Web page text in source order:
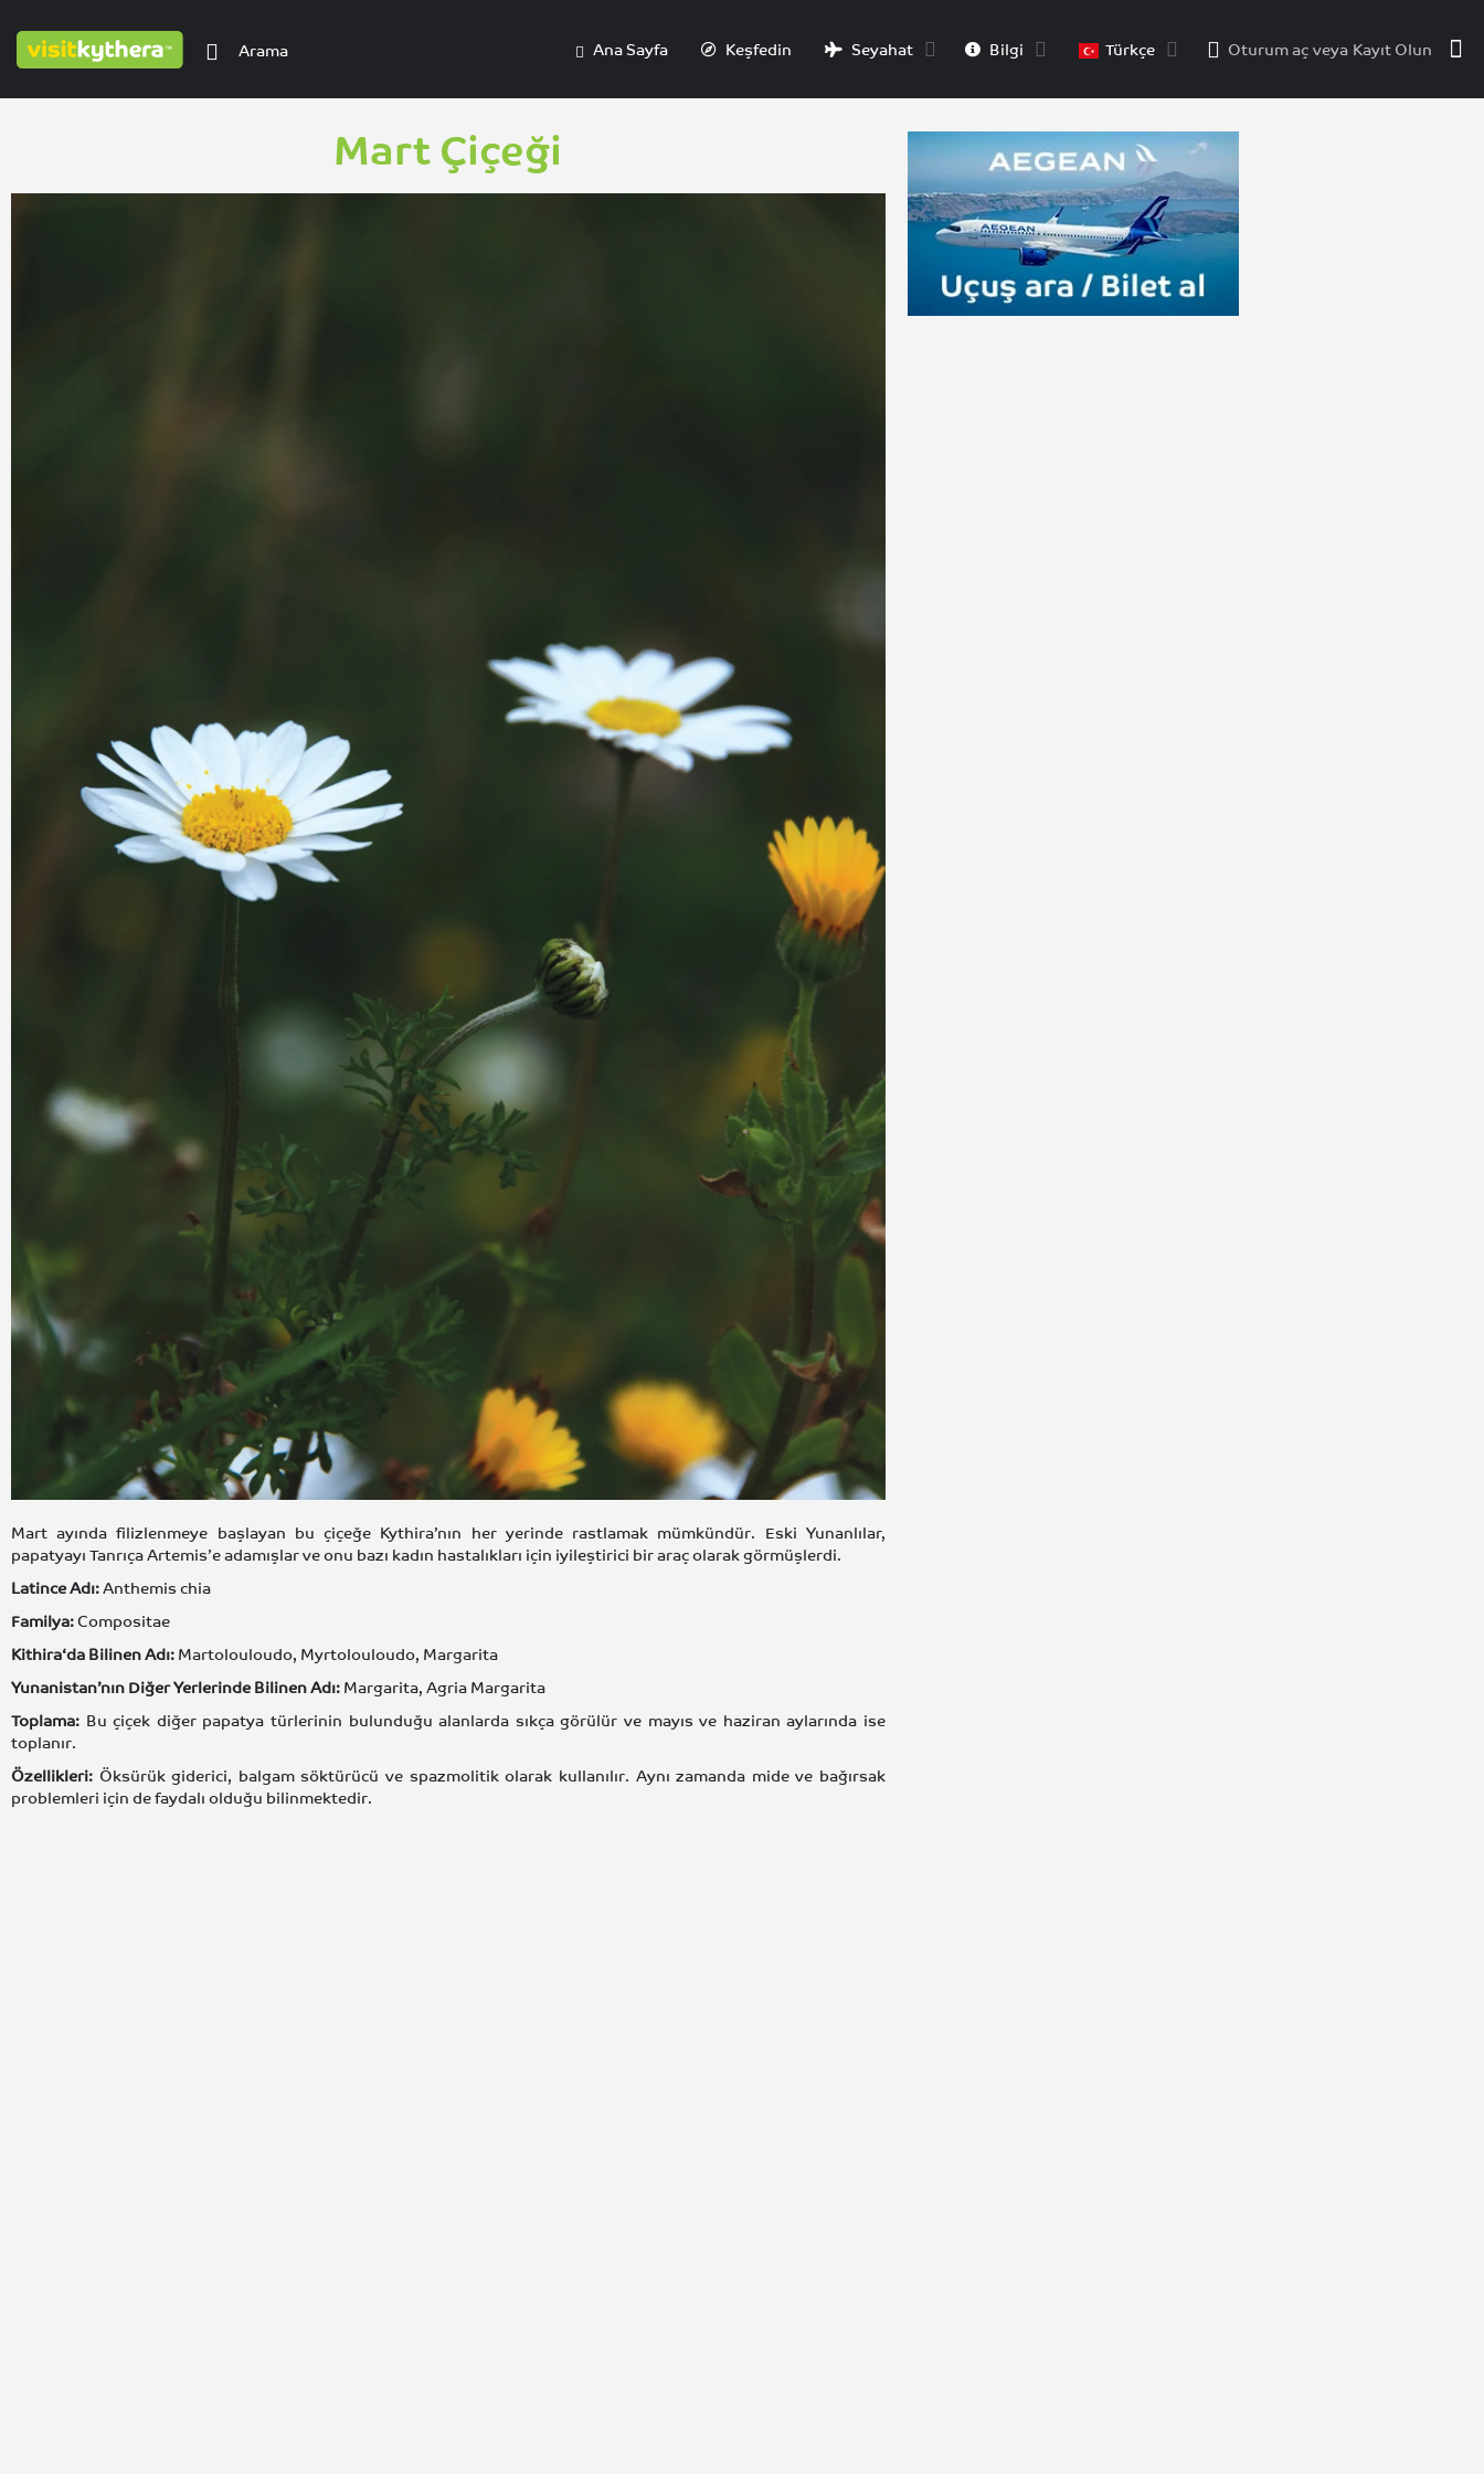
Ana Sayfa Keşfedin Seyahat Bilgi Türkçe Oturum aç veya Kayıt Olun
Mart Çiçeği
Mart ayında filizlenmeye başlayan bu çiçeğe Kythira’nın her yerinde rastlamak mümkündür. Eski Yunanlılar,
papatyayı Tanrıça Artemis’e adamışlar ve onu bazı kadın hastalıkları için iyileştirici bir araç olarak görmüşlerdi.
Latince Adı:Anthemis chia
Familya:Compositae
Kithira‘da Bilinen Adı: Martolouloudo, Myrtolouloudo, Margarita
Yunanistan’nın Diğer Yerlerinde Bilinen Adı: Margarita, Agria Margarita
Toplama: Bu çiçek diğer papatya türlerinin bulunduğu alanlarda sıkça görülür ve mayıs ve haziran aylarında ise
toplanır.
Özellikleri: Öksürük giderici, balgam söktürücü ve spazmolitik olarak kullanılır. Aynı zamanda mide ve bağırsak
problemleri için de faydalı olduğu bilinmektedir.